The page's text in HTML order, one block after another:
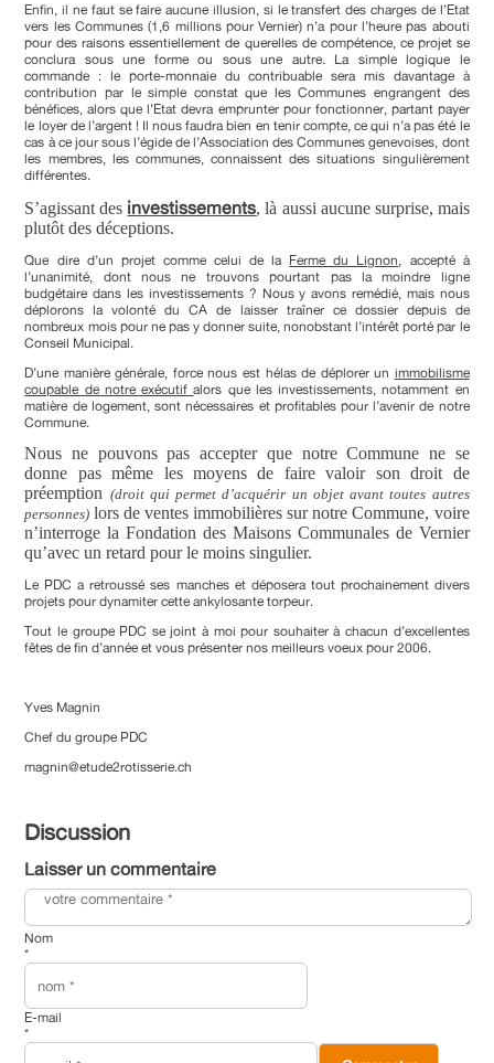
Enfin, il ne faut se faire aucune illusion, si le transfert des charges de l’Etat
vers les Communes (1,6 millions pour Vernier) n’a pour l’heure pas abouti
pour des raisons essentiellement de querelles de compétence, ce projet se
conclura sous une forme ou sous une autre. La simple logique le
commande : le porte-monnaie du contribuable sera mis davantage à
contribution par le simple constat que les Communes engrangent des
bénéfices, alors que l’Etat devra emprunter pour fonctionner, partant payer
le loyer de l’argent ! Il nous faudra bien en tenir compte, ce qui n’a pas été le
cas à ce jour sous l’égide de l’Association des Communes genevoises, dont
les membres, les communes, connaissent des situations singulièrement
différentes.
S’agissant des investissements, là aussi aucune surprise, mais
plutôt des déceptions.
Que dire d’un projet comme celui de la Ferme du Lignon, accepté à
l’unanimité, dont nous ne trouvons pourtant pas la moindre ligne
budgétaire dans les investissements ? Nous y avons remédié, mais nous
déplorons la volonté du CA de laisser traîner ce dossier depuis de
nombreux mois pour ne pas y donner suite, nonobstant l’intérêt porté par le
Conseil Municipal.
D’une manière générale, force nous est hélas de déplorer un immobilisme
coupable de notre exécutifalors que les investissements, notamment en
matière de logement, sont nécessaires et profitables pour l’avenir de notre
Commune.
Nous ne pouvons pas accepter que notre Commune ne se
donne pas même les moyens de faire valoir son droit de
préemption (droit qui permet d’acquérir un objet avant toutes autres
personnes) lors de ventes immobilières sur notre Commune, voire
n’interroge la Fondation des Maisons Communales de Vernier
qu’avec un retard pour le moins singulier.
Le PDC a retroussé ses manches et déposera tout prochainement divers
projets pour dynamiter cette ankylosante torpeur.
Tout le groupe PDC se joint à moi pour souhaiter à chacun d’excellentes
fêtes de fin d’année et vous présenter nos meilleurs voeux pour 2006.
Yves Magnin
Chef du groupe PDC
magnin@etude2rotisserie.ch
Discussion
Laisser un commentaire
Nom
*
E-mail
*